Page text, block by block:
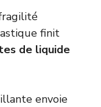
finit
de liquide
envoie